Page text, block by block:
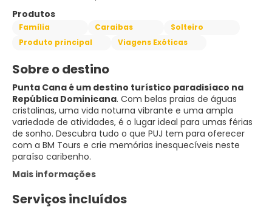
Produtos
Família Caraibas
Solteiro
Produto principal
Viagens Exóticas
Sobre o destino
Punta Cana é um destino turístico paradisíaco na
República Dominicana. Com belas praias de águas
cristalinas, uma vida noturna vibrante e uma ampla
variedade de atividades, é o lugar ideal para umas férias
de sonho. Descubra tudo o que PUJ tem para oferecer
com a BM Tours e crie memórias inesquecíveis neste
paraíso caribenho.
Mais informações
Serviços incluídos